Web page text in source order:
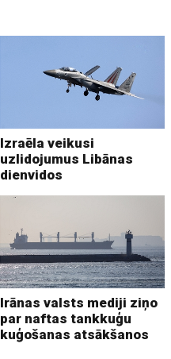
Izraēla veikusi
uzlidojumus Libānas
dienvidos
Irānas valsts mediji ziņo
par naftas tankkuģu
kuģošanas atsākšanos